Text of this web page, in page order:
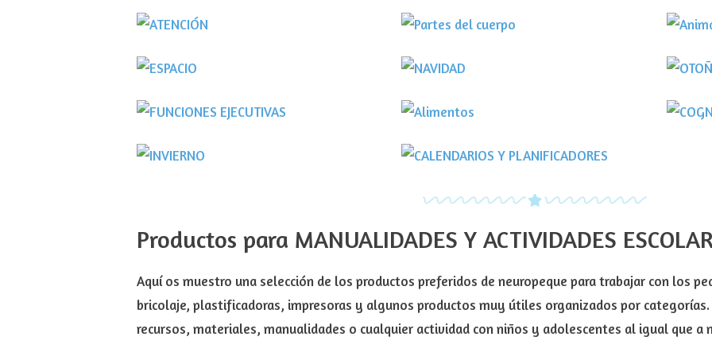
Productos para MANUALIDADES Y ACTIVIDADES
Aquí os muestro una selección de los productos preferidos de neuropeque para trabajar con los
bricolaje, plastificadoras, impresoras y algunos productos muy útiles organizados por categorías.
recursos, materiales, manualidades o cualquier actividad con niños y adolescentes al igual que a